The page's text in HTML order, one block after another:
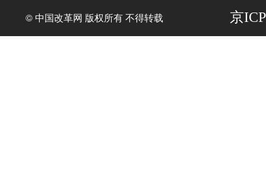
© 中国改革网 版权所有 不得转载 京